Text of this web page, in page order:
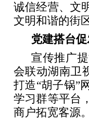
诚信经营、文
文明和谐的街
党建搭台
宣传推广
会联动湖南卫
打造“胡子锅”
学习群等平台
商户拓宽客源。